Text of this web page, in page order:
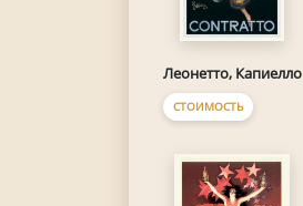
Леонетто, Капиелло
СТОИМОСТЬ